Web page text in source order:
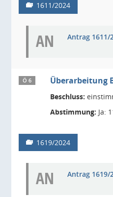
1611/2024
AN Antrag 1611/
Ö 6 Überarbeitung
Beschluss:
Abstimmung: Ja:
1619/2024
AN Antrag 1619/